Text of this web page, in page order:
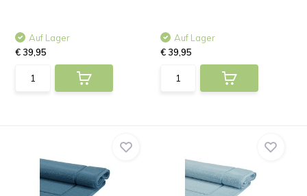
Auf Lager
€ 39,95
Auf Lager
€ 39,95